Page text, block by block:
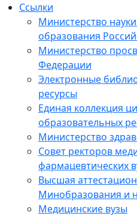
Ссылки
Министерство
образования
Министерство
Федерации
Электронные
ресурсы
Единая коллекция
образовательных
Министерство
Совет ректоров
фармацевтических
Высшая
Минобразования и
Медицинские вузы